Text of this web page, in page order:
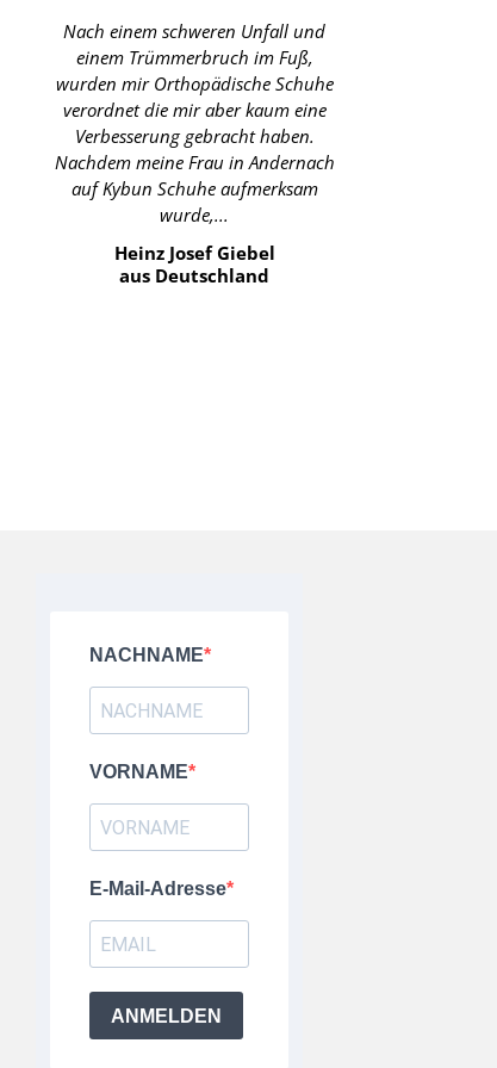
Nach einem schweren Unfall und
einem Trümmerbruch im Fuß,
wurden mir Orthopädische Schuhe
verordnet die mir aber kaum eine
Verbesserung gebracht haben.
Nachdem meine Frau in Andernach
auf Kybun Schuhe aufmerksam
wurde,...
Heinz Josef Giebel
aus Deutschland
NACHNAME
VORNAME
E-Mail-Adresse
ANMELDEN